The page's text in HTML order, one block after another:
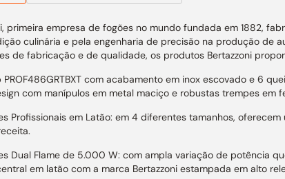
primeira empresa de fogões no mundo fundada em 1882,
culinária e pela engenharia de precisão na produção de
de fabricação e de qualidade, os produtos Bertazzoni
PROF486GRTBXT com acabamento em inox escovado e 6
com manípulos em metal maciço e robustas trempes em
Profissionais em Latão: em 4 diferentes tamanhos,
Dual Flame de 5.000 W: com ampla variação de potência
em latão com a marca Bertazzoni estampada em alto